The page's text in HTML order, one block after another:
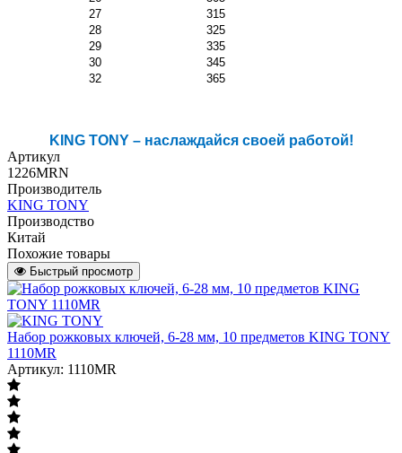
27
28
29
30
32
315
325
335
345
365
KING TONY – наслаждайся своей работой!
Артикул
1226MRN
Производитель
KING TONY
Производство
Китай
Похожие товары
Быстрый просмотр
Набор рожковых ключей, 6-28 мм, 10 предметов KING TONY
1110MR
Артикул: 1110MR